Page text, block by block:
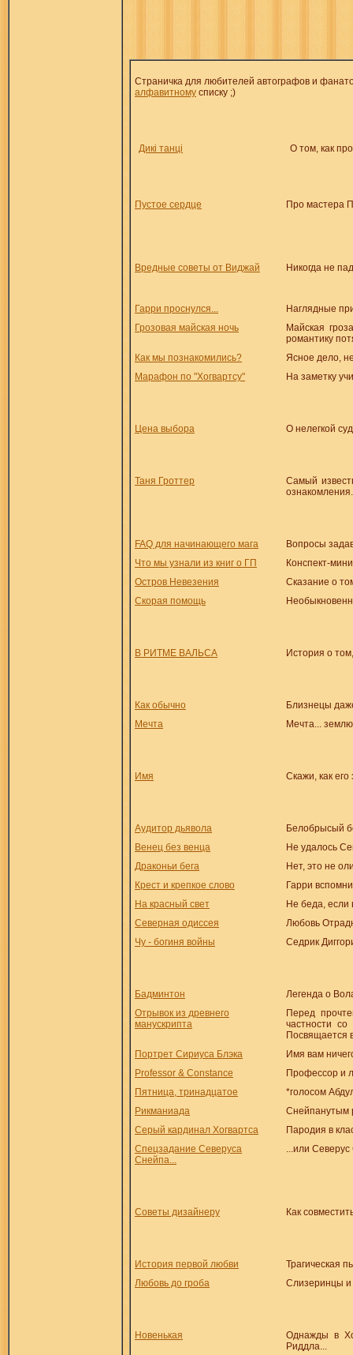
Страничка для любителей автографов и
алфавитному списку ;)
Дикі танці О том, как
Пустое сердце Про мастера
Вредные советы от Виджай Никогда не
Гарри проснулся...
Наглядные
Грозовая майская ночь
Майская
романтику
Как мы познакомились?
Ясное дело,
Марафон по "Хогвартсу"
На заметку
Цена выбора О нелегкой
Таня Гроттер
Самый
ознакомления.
FAQ для начинающего мага
Вопросы
Что мы узнали из книг о ГП
Конспект-
Остров Невезения
Сказание о
Скорая помощь
В РИТМЕ ВАЛЬСА История о
Как обычно
Близнецы
Мечта
Мечта... землю
Имя Скажи, как его
Аудитор дьявола
Белобрысый
Венец без венца
Не удалось
Драконьи бега
Нет, это не
Крест и крепкое слово
Гарри
На красный свет
Не беда, если
Северная одиссея
Любовь
Чу - богиня войны
Седрик
Бадминтон
Легенда о
Отрывок из древнего
манускрипта
Перед
частности
Посвящается
Портрет Сириуса Блэка
Имя вам
Professor & Constance
Профессор и
Пятница, тринадцатое
*голосом
Рикманиада
Снейпанутым
Серый кардинал Хогвартса
Пародия в
Спецзадание Северуса
Снейпа...
...или Северус
Советы дизайнеру Как
История первой любви
Трагическая
Любовь до гроба
Слизеринцы и
Новенькая
Однажды в
Риддла...